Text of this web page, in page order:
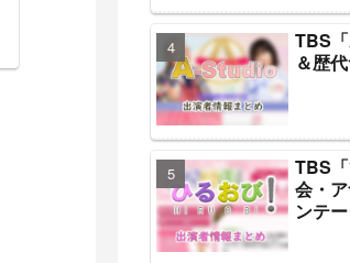
TBS
＆歴
TBS
会・
ンテ